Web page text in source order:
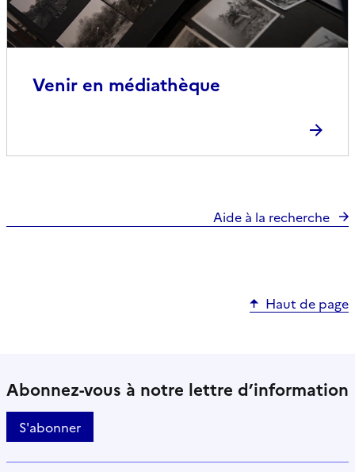
Venir en médiathèque
Aide à la recherche
Haut de page
Abonnez-vous à notre lettre d’information
S'abonner